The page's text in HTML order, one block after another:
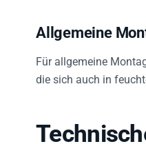
Allgemeine
Für allgemeine
die sich auch in